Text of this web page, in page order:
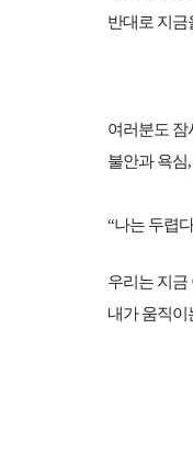
반대로 지금
여러분도 잠
불안과 욕심
“나는 두렵
우리는 지금
내가 움직이